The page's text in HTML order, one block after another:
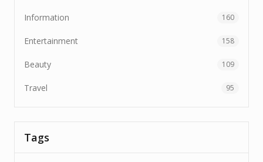
Information 160
Entertainment 158
Beauty 109
Travel 95
Tags